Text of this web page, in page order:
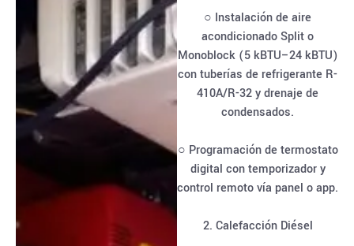
○ Instalación de aire
acondicionado Split o
Monoblock (5 kBTU–24 kBTU)
con tuberías de refrigerante R-
410A/R-32 y drenaje de
condensados.
○ Programación de termostato
digital con temporizador y
control remoto vía panel o app.
2. Calefacción Diésel